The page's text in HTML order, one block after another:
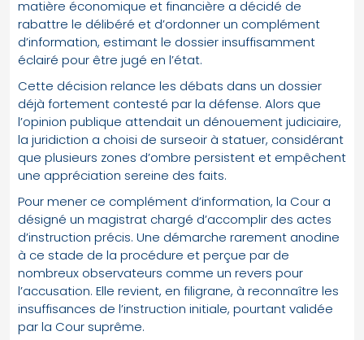
matière économique et financière a décidé de
rabattre le délibéré et d’ordonner un complément
d’information, estimant le dossier insuffisamment
éclairé pour être jugé en l’état.
Cette décision relance les débats dans un dossier
déjà fortement contesté par la défense. Alors que
l’opinion publique attendait un dénouement judiciaire,
la juridiction a choisi de surseoir à statuer, considérant
que plusieurs zones d’ombre persistent et empêchent
une appréciation sereine des faits.
Pour mener ce complément d’information, la Cour a
désigné un magistrat chargé d’accomplir des actes
d’instruction précis. Une démarche rarement anodine
à ce stade de la procédure et perçue par de
nombreux observateurs comme un revers pour
l’accusation. Elle revient, en filigrane, à reconnaître les
insuffisances de l’instruction initiale, pourtant validée
par la Cour suprême.